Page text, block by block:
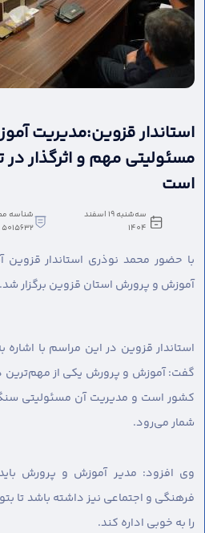
استاندار قزوین:مدیریت
مسئولیتی مهم و اثرگذار در
است
سه‌شنبه 19 اسفند
1404
شناسه
5015632
با حضور محمد نوذری استاندار قزوین
آموزش و پرورش استان قزوین برگزار شد.
استاندار قزوین در این مراسم با
گفت: آموزش و پرورش یکی از مهم‌ترین
کشور است و مدیریت آن مسئولیتی
شمار می‌رود.
وی افزود: مدیر آموزش و پرورش باید
فرهنگی و اجتماعی نیز داشته باشد تا
را به خوبی اداره کند.